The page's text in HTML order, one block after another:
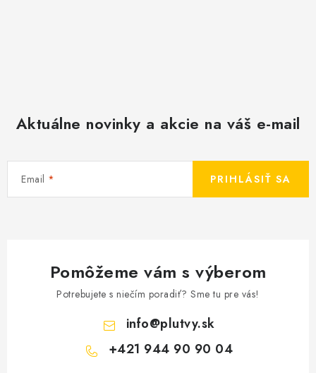
Aktuálne novinky a akcie na váš e-mail
Email PRIHLÁSIŤ SA
Pomôžeme vám s výberom
Potrebujete s niečím poradiť? Sme tu pre vás!
info@plutvy.sk
+421 944 90 90 04